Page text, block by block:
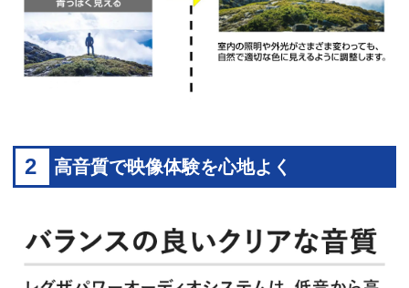
2 高音質で映像体験を心地よく